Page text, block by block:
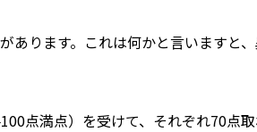
あります。これは何かと言いますと
点満点）を受けて、それぞれ70点